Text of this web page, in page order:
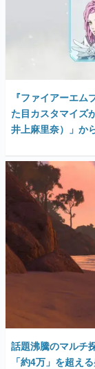
『ファイアーエ
た目カスタマイズ
井上麻里奈）」か
話題沸騰のマルチ
「約4万」を超え